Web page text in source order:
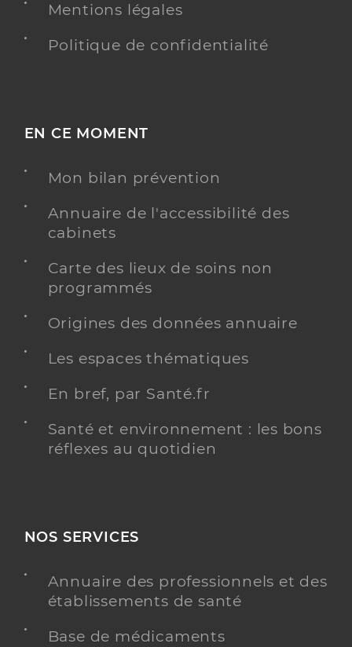
Mentions légales
Politique de confidentialité
EN CE MOMENT
Mon bilan prévention
Annuaire de l'accessibilité des
cabinets
Carte des lieux de soins non
programmés
Origines des données annuaire
Les espaces thématiques
En bref, par Santé.fr
Santé et environnement : les bons
réflexes au quotidien
NOS SERVICES
Annuaire des professionnels et des
établissements de santé
Base de médicaments